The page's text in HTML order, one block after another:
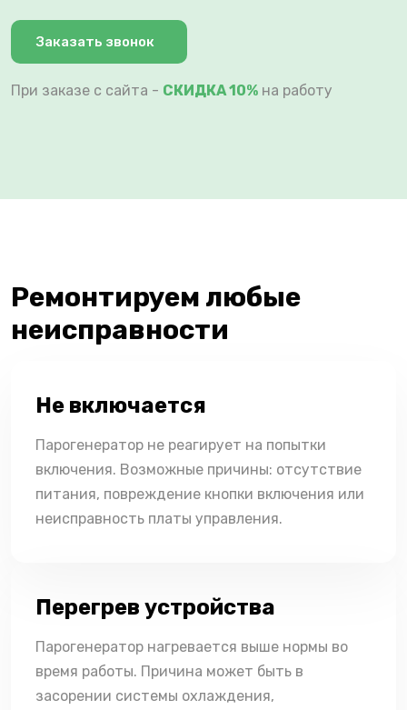
Заказать звонок
При заказе с сайта - СКИДКА 10% на работу
Ремонтируем любые
неисправности
Не включается
Парогенератор не реагирует на попытки
включения. Возможные причины: отсутствие
питания, повреждение кнопки включения или
неисправность платы управления.
Перегрев устройства
Парогенератор нагревается выше нормы во
время работы. Причина может быть в
засорении системы охлаждения,